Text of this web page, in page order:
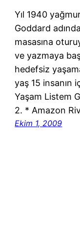
Yıl 1940
Goddard
masasına
ve yazmaya
hedefsiz
yaş 15 insanın
Yaşam Listem
2. * Amazon
Ekim 1, 2009